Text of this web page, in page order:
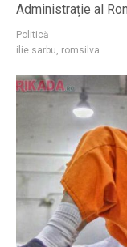
Administrație al
Politică
ilie sarbu, romsilva